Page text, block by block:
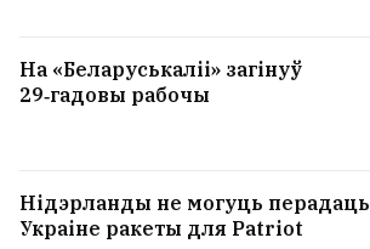
На «Беларуськаліі» загінуў
29‑гадовы рабочы
Нідэрланды не могуць перадаць
Украіне ракеты для Patriot